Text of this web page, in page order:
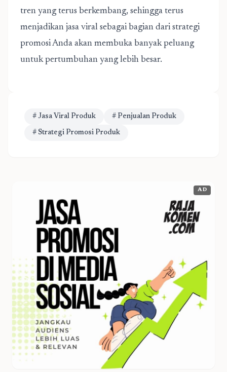
tren yang terus berkembang, sehingga terus
menjadikan jasa viral sebagai bagian dari strategi
promosi Anda akan membuka banyak peluang
untuk pertumbuhan yang lebih besar.
# Jasa Viral Produk # Penjualan Produk
# Strategi Promosi Produk
AD